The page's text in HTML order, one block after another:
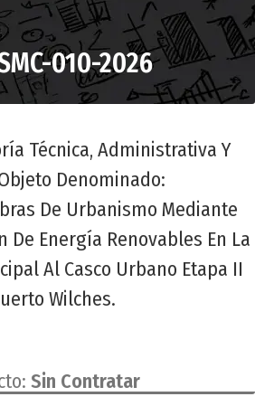
010-2026
Técnica, Administrativa Y
Denominado:
De Urbanismo Mediante
De Energía Renovables En La
Al Casco Urbano Etapa II
Wilches.
Sin Contratar